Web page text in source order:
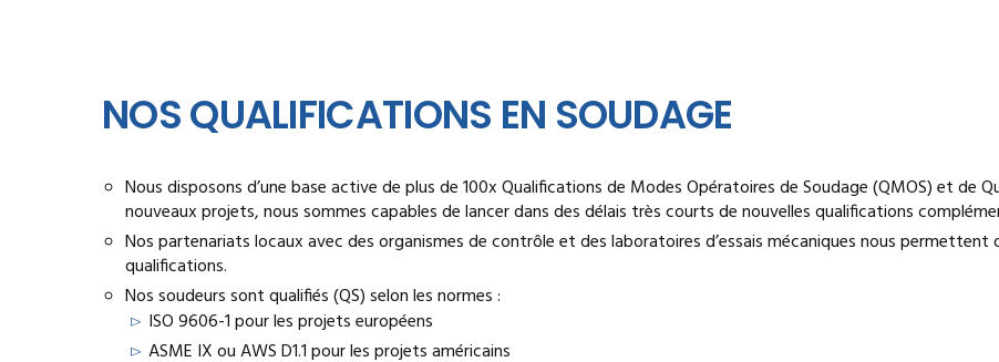
NOS QUALIFICATIONS EN SOUDAGE
Nous disposons d’une base active de plus de 100x Qualifications de Modes Opératoires de Soudage (QMOS) et de
nouveaux projets, nous sommes capables de lancer dans des délais très courts de nouvelles qualifications
Nos partenariats locaux avec des organismes de contrôle et des laboratoires d’essais mécaniques nous permettent
qualifications.
Nos soudeurs sont qualifiés (QS) selon les normes :
ISO 9606-1 pour les projets européens
ASME IX ou AWS D1.1 pour les projets américains